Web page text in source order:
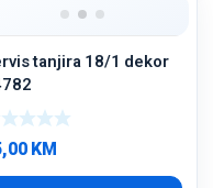
tanjira 18/1 dekor
KM